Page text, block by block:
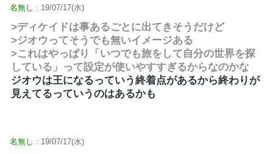
名無し : 19/07/17(水)
>ディケイドは事あるごとに出てきそうだけど
>ジオウってそうでも無いイメージある
>これはやっぱり「いつでも旅をして自分の世界を探
している」って設定が使いやすすぎるからなのかな
ジオウは王になるっていう終着点があるから終わりが
見えてるっていうのはあるかも
名無し : 19/07/17(水)